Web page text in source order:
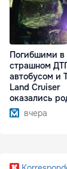
Погибшими в
страшном
автобусом и
Land Cruiser
оказались
братьявчера